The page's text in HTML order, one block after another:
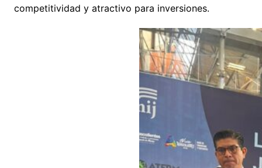
competitividad y atractivo para inversiones.